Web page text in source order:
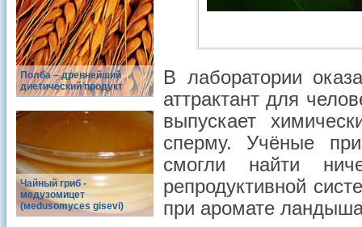
Полба – древнейший
диетический продукт
Чайный гриб -
медузомицет
(меdusomyces gisevi)
В лаборатории
аттрактант для
выпускает
сперму. Учёные
смогли найти
репродуктивной
при аромате